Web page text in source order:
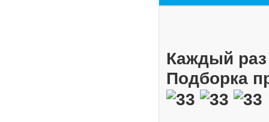
Каждый
Подборка